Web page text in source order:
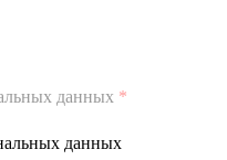
данных
данных